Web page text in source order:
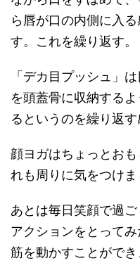
ら唇が口の内側に入
す。これを繰り返す。
「デカ目プッシュ」
を頭蓋骨に収納する
るというのを繰り返す
顔ヨガはちょっとお
れも周りに気をつけま
あとは毎日笑顔で過
アクションをとって
筋を動かすことができ